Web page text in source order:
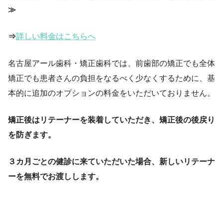
≫
⇒詳しい料金はこちらへ
名古屋アール歯科・矯正歯科では、前歯部の矯正でも全体
矯正でも患者さんの負担をなるべく少なくするために、基
本的に追加のオプションの料金をいただいておりません。
矯正後はリテーナーを装着していただき、矯正後の後戻り
を防ぎます。
３カ月ごとの健診に来ていただいた場合、新しいリテーナ
ーを無料でお渡しします。